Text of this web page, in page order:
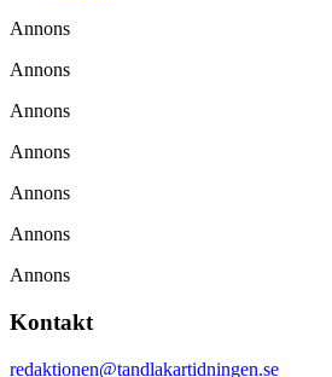
Annons
Annons
Annons
Annons
Annons
Annons
Annons
Kontakt
redaktionen@tandlakartidningen.se